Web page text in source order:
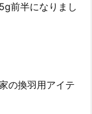
前半になりまし
の換羽用アイテ